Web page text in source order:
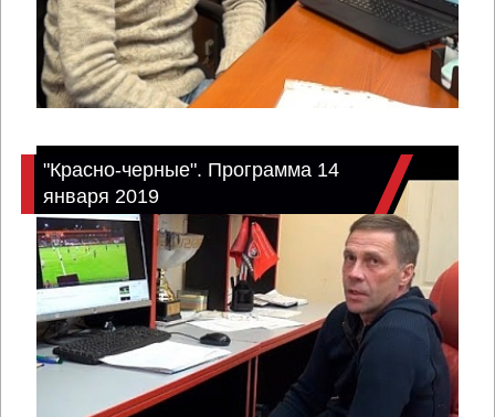
"Красно-черные". Программа 14
января 2019